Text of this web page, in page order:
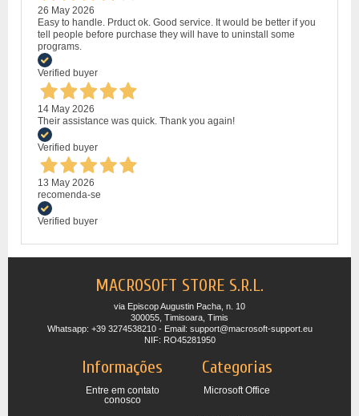
26 May 2026
Easy to handle. Prduct ok. Good service. It would be better if you
tell people before purchase they will have to uninstall some
programs.
Verified buyer
14 May 2026
Their assistance was quick. Thank you again!
Verified buyer
13 May 2026
recomenda-se
Verified buyer
MACROSOFT STORE S.R.L.
via Episcop Augustin Pacha, n. 10
300055, Timisoara, Timis
Whatsapp: +39 3274538210 - Email: support@macrosoft-support.eu
NIF: RO45281950
Informações
Entre em contato
conosco
Categorias
Microsoft Office